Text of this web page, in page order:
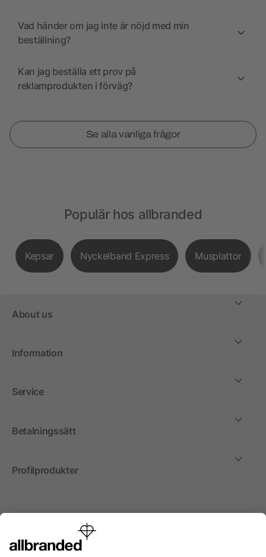
Vad händer om jag inte är nöjd med min
beställning?
Kan jag beställa ett prov på
reklamprodukten i förväg?
Se alla vanliga frågor
Populär hos allbranded
Kepsar Nyckelband Express Musplattor
About us
Information
Service
Betalningssätt
Profilprodukter
Internationellt